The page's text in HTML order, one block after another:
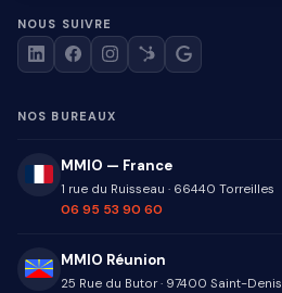
NOUS SUIVRE
NOS BUREAUX
MMIO — France
1 rue du Ruisseau · 66440 Torreilles
06 95 53 90 60
MMIO Réunion
25 Rue du Butor· 97400 Saint-Denis